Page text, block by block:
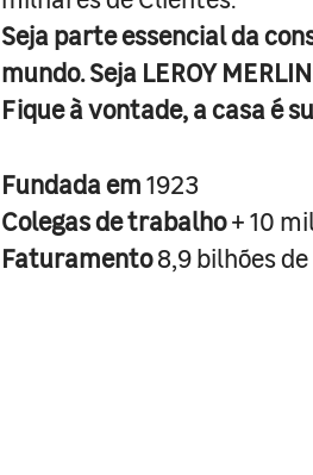
Seja parte essencial da
mundo. Seja LEROY
Fique à vontade, a casa é
Fundada em1923
Colegas de trabalho+ 10
Faturamento8,9 bilhões